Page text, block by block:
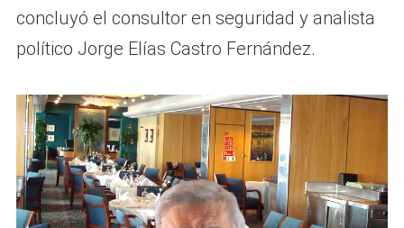
concluyó el consultor en seguridad y analista
político Jorge Elías Castro Fernández.